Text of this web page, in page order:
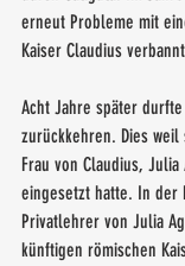
erneut Probleme mit
Kaiser Claudius
Acht Jahre später
zurückkehren. Dies
Frau von Claudius,
eingesetzt hatte. In der
Privatlehrer von Julia
künftigen römischen